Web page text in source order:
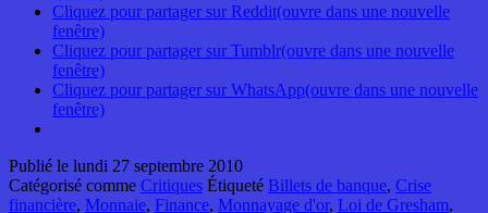
Cliquez pour partager sur Reddit(ouvre dans une nouvelle
fenêtre)
Cliquez pour partager sur Tumblr(ouvre dans une nouvelle
fenêtre)
Cliquez pour partager sur WhatsApp(ouvre dans une nouvelle
fenêtre)
Publié le lundi 27 septembre 2010
Catégorisé comme Critiques Étiqueté Billets de banque, Crise
financière, Monnaie, Finance, Monnayage d'or, Loi de Gresham,